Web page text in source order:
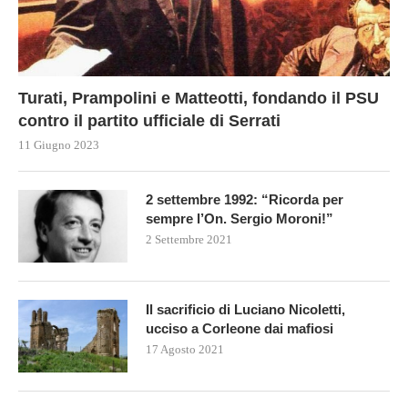
Turati, Prampolini e Matteotti, fondando il PSU
contro il partito ufficiale di Serrati
11 Giugno 2023
2 settembre 1992: “Ricorda per
sempre l’On. Sergio Moroni!”
2 Settembre 2021
Il sacrificio di Luciano Nicoletti,
ucciso a Corleone dai mafiosi
17 Agosto 2021